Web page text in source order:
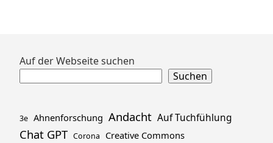
Zum
Auf der Webseite suchen
Suchen
3e Ahnenforschung Andacht Auf Tuchfühlung
Chat GPT Corona Creative Commons